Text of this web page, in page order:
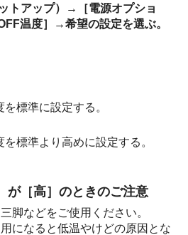
トアップ）→
［電源オプショ
温度］ →希望の設定を選ぶ。
標準に設定する。
標準より高めに設定する。
が［高］ のときのご注意
脚などをご使用ください。
になると低温やけどの原因とな